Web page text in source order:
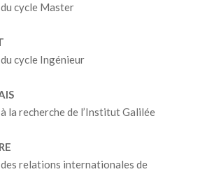
cycle Master
cycle Ingénieur
la recherche de l’Institut Galilée
relations internationales de